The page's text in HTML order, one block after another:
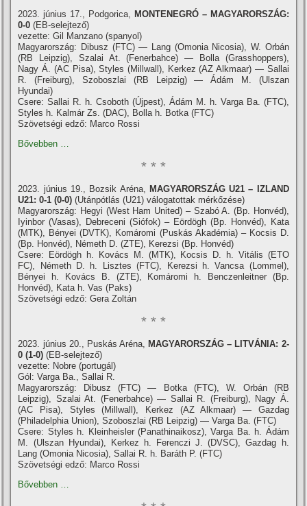
2023. június 17., Podgorica, MONTENEGRÓ – MAGYARORSZÁG:
0-0 (EB-selejtező)
vezette: Gil Manzano (spanyol)
Magyarország: Dibusz (FTC) — Lang (Omonia Nicosia), W. Orbán
(RB Leipzig), Szalai At. (Fenerbahce) — Bolla (Grasshoppers),
Nagy Á. (AC Pisa), Styles (Millwall), Kerkez (AZ Alkmaar) — Sallai
R. (Freiburg), Szoboszlai (RB Leipzig) — Ádám M. (Ulszan
Hyundai)
Csere: Sallai R. h. Csoboth (Újpest), Ádám M. h. Varga Ba. (FTC),
Styles h. Kalmár Zs. (DAC), Bolla h. Botka (FTC)
Szövetségi edző: Marco Rossi
Bővebben …
* * *
2023. június 19., Bozsik Aréna, MAGYARORSZÁG U21 – IZLAND
U21: 0-1 (0-0) (Utánpótlás (U21) válogatottak mérkőzése)
Magyarország: Hegyi (West Ham United) – Szabó A. (Bp. Honvéd),
Iyinbor (Vasas), Debreceni (Siófok) – Eördögh (Bp. Honvéd), Kata
(MTK), Bényei (DVTK), Komáromi (Puskás Akadémia) – Kocsis D.
(Bp. Honvéd), Németh D. (ZTE), Kerezsi (Bp. Honvéd)
Csere: Eördögh h. Kovács M. (MTK), Kocsis D. h. Vitális (ETO
FC), Németh D. h. Lisztes (FTC), Kerezsi h. Vancsa (Lommel),
Bényei h. Kovács B. (ZTE), Komáromi h. Benczenleitner (Bp.
Honvéd), Kata h. Vas (Paks)
Szövetségi edző: Gera Zoltán
* * *
2023. június 20., Puskás Aréna, MAGYARORSZÁG – LITVÁNIA: 2-
0 (1-0) (EB-selejtező)
vezette: Nobre (portugál)
Gól: Varga Ba., Sallai R.
Magyarország: Dibusz (FTC) — Botka (FTC), W. Orbán (RB
Leipzig), Szalai At. (Fenerbahce) — Sallai R. (Freiburg), Nagy Á.
(AC Pisa), Styles (Millwall), Kerkez (AZ Alkmaar) — Gazdag
(Philadelphia Union), Szoboszlai (RB Leipzig) — Varga Ba. (FTC)
Csere: Styles h. Kleinheisler (Panathinaikosz), Varga Ba. h. Ádám
M. (Ulszan Hyundai), Kerkez h. Ferenczi J. (DVSC), Gazdag h.
Lang (Omonia Nicosia), Sallai R. h. Baráth P. (FTC)
Szövetségi edző: Marco Rossi
Bővebben …